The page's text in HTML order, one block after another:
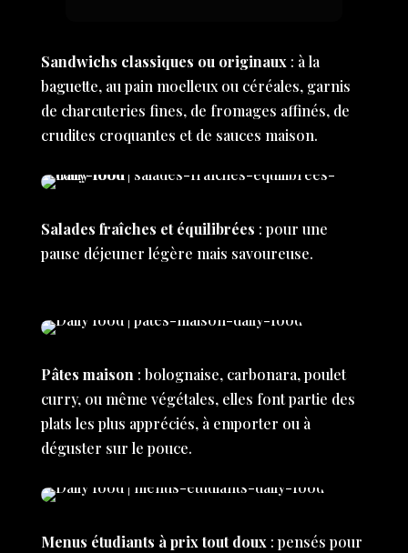
Sandwichs classiques ou originaux: à la
baguette, au pain moelleux ou céréales, garnis
de charcuteries fines, de fromages affinés, de
crudites croquantes et de sauces maison.
Salades fraîches et équilibrées : pour une
pause déjeuner légère mais savoureuse.
Pâtes maison: bolognaise, carbonara, poulet
curry, ou même végétales, elles font partie des
plats les plus appréciés, à emporter ou à
déguster sur le pouce.
Menus étudiants à prix tout doux: pensés pour